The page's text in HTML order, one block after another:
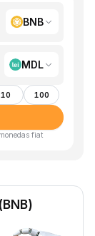
BNB
MDL
10 100
fiat